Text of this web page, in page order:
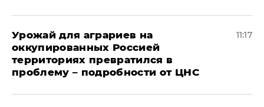
Урожай для аграриев на
оккупированных Россией
территориях превратился в
проблему – подробности от ЦНС
11:17